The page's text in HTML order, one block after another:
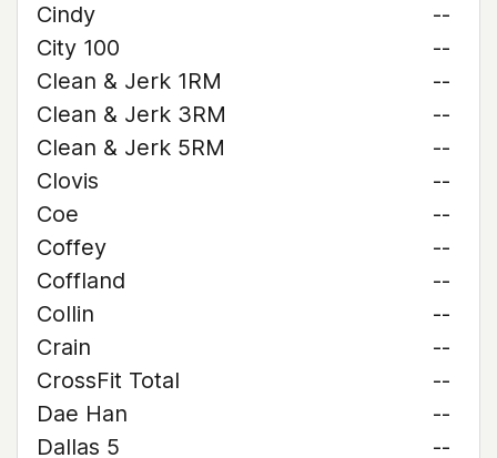
Cindy
--
City 100
--
Clean & Jerk 1RM
--
Clean & Jerk 3RM
--
Clean & Jerk 5RM
--
Clovis
--
Coe
--
Coffey
--
Coffland
--
Collin
--
Crain
--
CrossFit Total
--
Dae Han
--
Dallas 5
--